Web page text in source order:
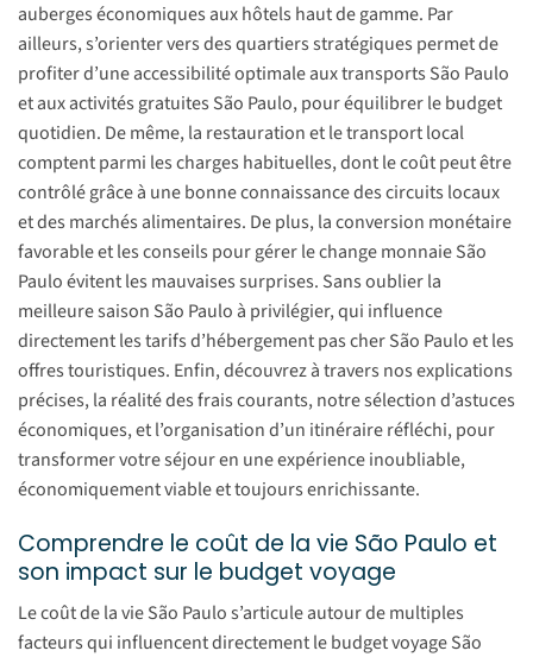
auberges économiques aux hôtels haut de gamme. Par
ailleurs, s’orienter vers des quartiers stratégiques permet de
profiter d’une accessibilité optimale aux transports São Paulo
et aux activités gratuites São Paulo, pour équilibrer le budget
quotidien. De même, la restauration et le transport local
comptent parmi les charges habituelles, dont le coût peut être
contrôlé grâce à une bonne connaissance des circuits locaux
et des marchés alimentaires. De plus, la conversion monétaire
favorable et les conseils pour gérer le change monnaie São
Paulo évitent les mauvaises surprises. Sans oublier la
meilleure saison São Paulo à privilégier, qui influence
directement les tarifs d’hébergement pas cher São Paulo et les
offres touristiques. Enfin, découvrez à travers nos explications
précises, la réalité des frais courants, notre sélection d’astuces
économiques, et l’organisation d’un itinéraire réfléchi, pour
transformer votre séjour en une expérience inoubliable,
économiquement viable et toujours enrichissante.
Comprendre le coût de la vie São Paulo et
son impact sur le budget voyage
Le coût de la vie São Paulo s’articule autour de multiples
facteurs qui influencent directement le budget voyage São